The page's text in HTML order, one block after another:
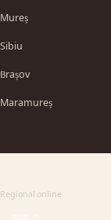
Mureș
Sibiu
Brașov
Maramureș
Regional online